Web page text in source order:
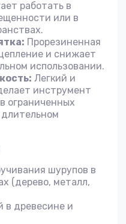
работать в
или в
Прорезиненная
и снижает
использовании.
Легкий и
инструмент
ограниченных
шурупов в
(дерево, металл,
в древесине и